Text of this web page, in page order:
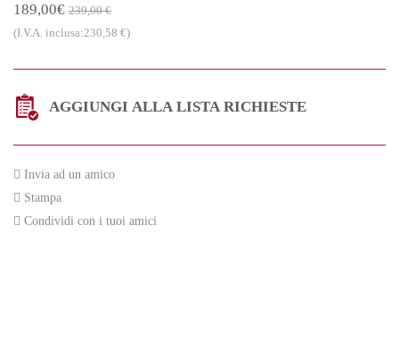
189,00€ 239,00 €
(I.V.A. inclusa:230,58 €)
AGGIUNGI ALLA LISTA RICHIESTE
Invia ad un amico
Stampa
Condividi con i tuoi amici